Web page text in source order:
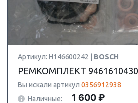
Артикул: H146600242 | BOSCH
РЕМКОМПЛЕКТ 9461610430
Вы искали артикул 0356912938
Наличные:
1 600 ₽